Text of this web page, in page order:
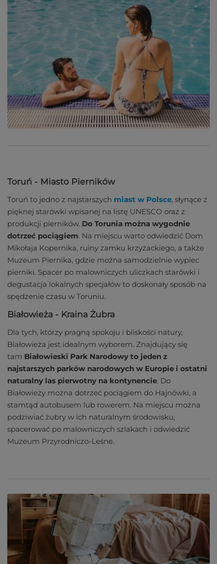
Toruń - Miasto Pierników
Toruń to jedno z najstarszych miast w Polsce, słynące z
pięknej starówki wpisanej na listę UNESCO oraz z
produkcji pierników. Do Torunia można wygodnie
dotrzeć pociągiem. Na miejscu warto odwiedzić Dom
Mikołaja Kopernika, ruiny zamku krzyżackiego, a także
Muzeum Piernika, gdzie można samodzielnie wypiec
pierniki. Spacer po malowniczych uliczkach starówki i
degustacja lokalnych specjałów to doskonały sposób na
spędzenie czasu w Toruniu.
Białowieża - Kraina Żubra
Dla tych, którzy pragną spokoju i bliskości natury,
Białowieża jest idealnym wyborem. Znajdujący się
tam Białowieski Park Narodowy to jeden z
najstarszych parków narodowych w Europie i ostatni
naturalny las pierwotny na kontynencie. Do
Białowieży można dotrzeć pociągiem do Hajnówki, a
stamtąd autobusem lub rowerem. Na miejscu można
podziwiać żubry w ich naturalnym środowisku,
spacerować po malowniczych szlakach i odwiedzić
Muzeum Przyrodniczo-Leśne.